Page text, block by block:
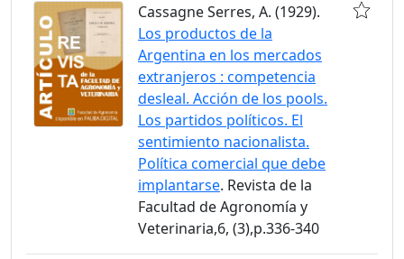
Cassagne Serres, A. (1929).
Los productos de la
Argentina en los mercados
extranjeros : competencia
desleal. Acción de los pools.
Los partidos políticos. El
sentimiento nacionalista.
Política comercial que debe
implantarse. Revista de la
Facultad de Agronomía y
Veterinaria,6, (3),p.336-340